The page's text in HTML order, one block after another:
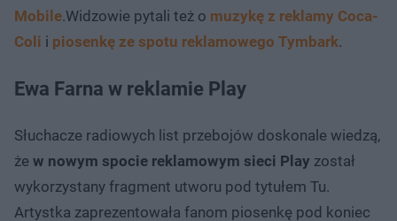
Mobile.Widzowie pytali też o muzykę z reklamy Coca-
Coli i piosenkę ze spotu reklamowego Tymbark.
Ewa Farna w reklamie Play
Słuchacze radiowych list przebojów doskonale wiedzą,
że w nowym spocie reklamowym sieci Play został
wykorzystany fragment utworu pod tytułem Tu.
Artystka zaprezentowała fanom piosenkę pod koniec